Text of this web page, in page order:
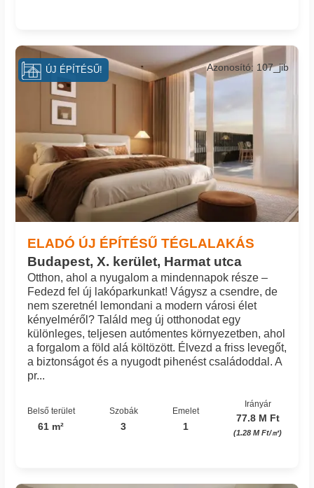
ELADÓ ÚJ ÉPÍTÉSŰ TÉGLALAKÁS
Budapest, X. kerület, Harmat utca
Azonosító: 107_jib
Otthon, ahol a nyugalom a mindennapok része –
Fedezd fel új lakóparkunkat! Vágysz a csendre, de
nem szeretnél lemondani a modern városi élet
kényelméről? Találd meg új otthonodat egy
különleges, teljesen autómentes környezetben, ahol
a forgalom a föld alá költözött. Élvezd a friss levegőt,
a biztonságot és a nyugodt pihenést családoddal. A
pr...
Belső terület
61 m²
Szobák
3
Emelet
1
Irányár
77.8 M Ft
(1.28 M Ft/㎡)
ÚJ ÉPÍTÉSŰ!